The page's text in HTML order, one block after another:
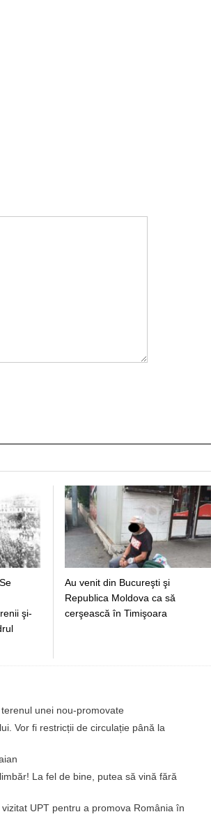
şi-
Au venit din Bucureşti şi
Republica Moldova ca să
cerşească în Timişoara
unei nou-promovate
Vor fi restricții de circulație până la
La fel de bine, putea să vină fără
UPT pentru a promova România în